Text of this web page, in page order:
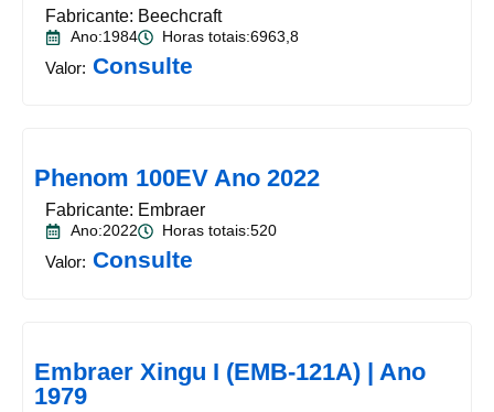
Fabricante: Beechcraft
Ano:1984
Horas totais:6963,8
Valor: Consulte
Phenom 100EV Ano 2022
Fabricante: Embraer
Ano:2022
Horas totais:520
Valor: Consulte
Embraer Xingu I (EMB-121A) | Ano
1979